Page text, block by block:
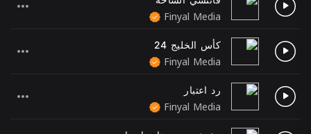
Finyal Media
كأس الخليج 24
Finyal Media
رد اعتبار
Finyal Media